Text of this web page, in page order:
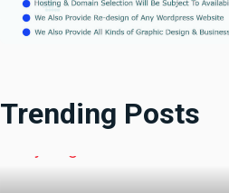
Trending Posts